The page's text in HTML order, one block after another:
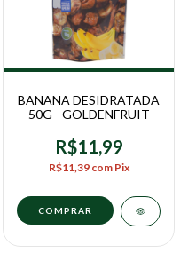
BANANA DESIDRATADA
50G - GOLDENFRUIT
R$11,99
R$11,39 com Pix